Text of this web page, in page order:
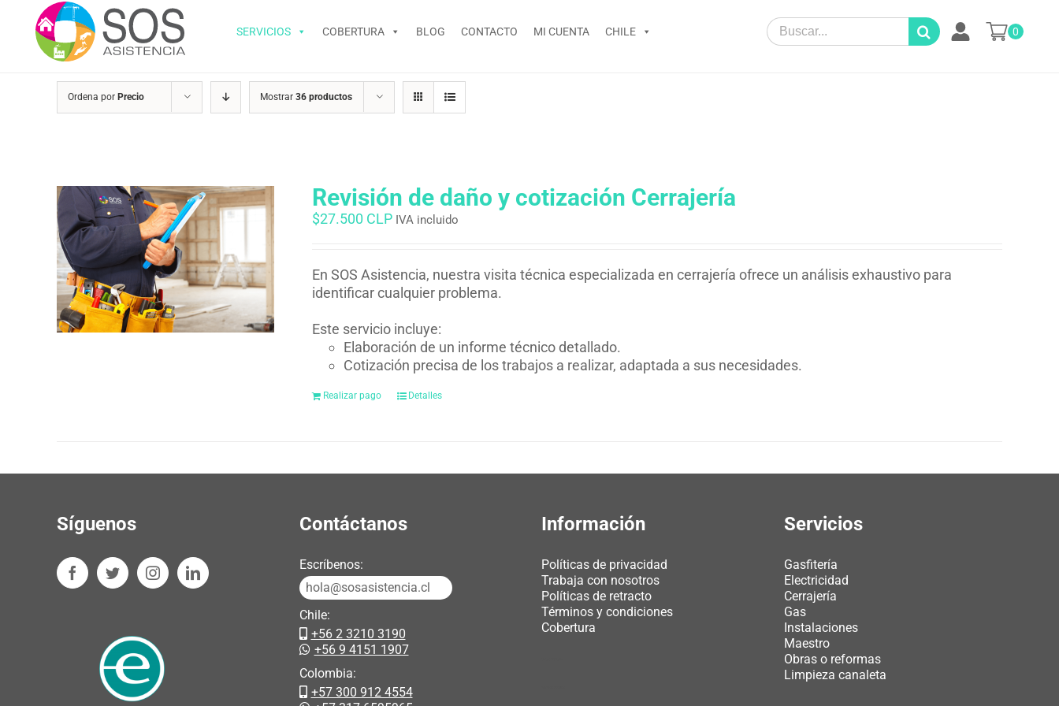
contenido
SERVICIOS COBERTURA BLOG CONTACTO MI CUENTA CHILE
Search
for:
0
Ordena por Precio Mostrar 36 productos
Revisión de daño y cotización Cerrajería
$27.500 CLP IVA incluido
En SOS Asistencia, nuestra visita técnica especializada en cerrajería ofrece un análisis exhaustivo para
identificar cualquier problema.
Este servicio incluye:
Elaboración de un informe técnico detallado.
Cotización precisa de los trabajos a realizar, adaptada a sus necesidades.
Realizar pago Detalles
Síguenos Contáctanos
Escríbenos:
hola@sosasistencia.cl
Chile:
+56 2 3210 3190
+56 9 4151 1907
Colombia:
+57 300 912 4554
Información
Políticas de privacidad
Trabaja con nosotros
Políticas de retracto
Términos y condiciones
Cobertura
Servicios
Gasfitería
Electricidad
Cerrajería
Gas
Instalaciones
Maestro
Obras o reformas
Limpieza canaleta